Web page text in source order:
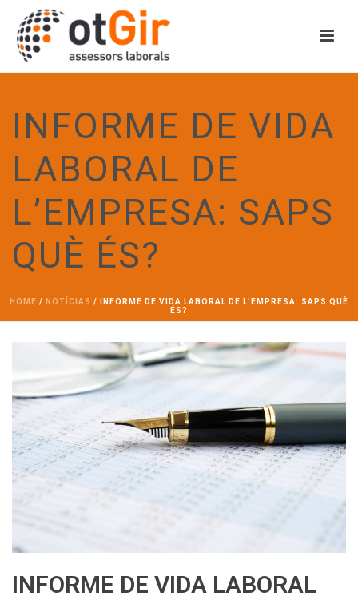
INFORME DE VIDA
LABORAL DE
L’EMPRESA: SAPS
QUÈ ÉS?
HOME / NOTÍCIAS / INFORME DE VIDA LABORAL DE L’EMPRESA: SAPS QUÈ
ÉS?
INFORME DE VIDA LABORAL